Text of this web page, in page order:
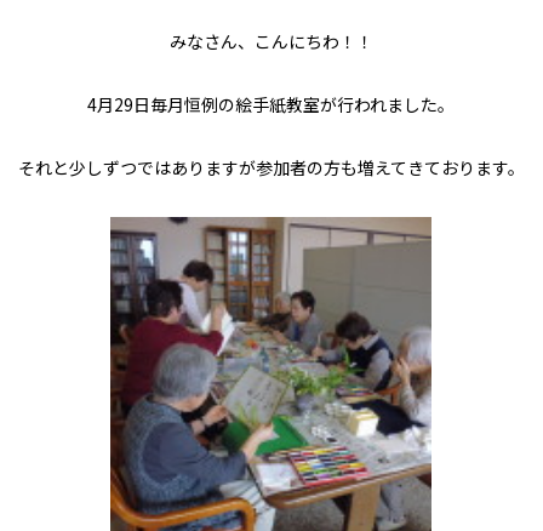
みなさん、こんにちわ！！
4月29日毎月恒例の絵手紙教室が行われました。
それと少しずつではありますが参加者の方も増えてきております。